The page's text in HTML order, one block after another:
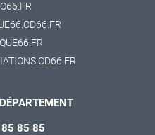
85 85